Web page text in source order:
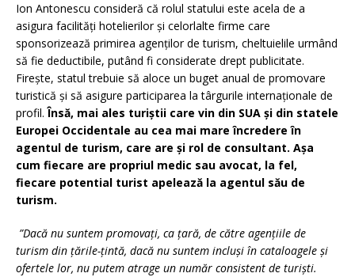
Ion Antonescu consideră că rolul statului este acela de a
asigura facilități hotelierilor și celorlalte firme care
sponsorizează primirea agenților de turism, cheltuielile urmând
să fie deductibile, putând fi considerate drept publicitate.
Firește, statul trebuie să aloce un buget anual de promovare
turistică și să asigure participarea la târgurile internaționale de
profil.Însă, mai ales turiștii care vin din SUA și din statele
Europei Occidentale au cea mai mare încredere în
agentul de turism, care are și rol de consultant. Așa
cum fiecare are propriul medic sau avocat, la fel,
fiecare potential turist apelează la agentul său de
turism.
”Dacă nu suntem promovați, ca țară, de către agențiile de
turism din țările-țintă, dacă nu suntem incluși în cataloagele și
ofertele lor, nu putem atrage un număr consistent de turiști.